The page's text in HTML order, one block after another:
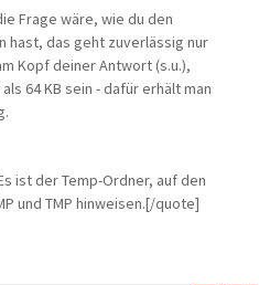
Frage wäre, wie du den
hast, das geht zuverlässig nur
Kopf deiner Antwort (s.u.),
64 KB sein - dafür erhält man
ist der Temp-Ordner, auf den
und TMP hinweisen.[/quote]